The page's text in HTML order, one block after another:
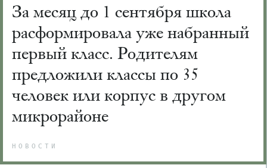
За месяц до 1 сентября школа
расформировала уже набранный
первый класс. Родителям
предложили классы по 35
человек или корпус в другом
микрорайоне
НОВОСТИ